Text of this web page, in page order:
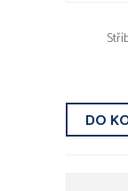
DO